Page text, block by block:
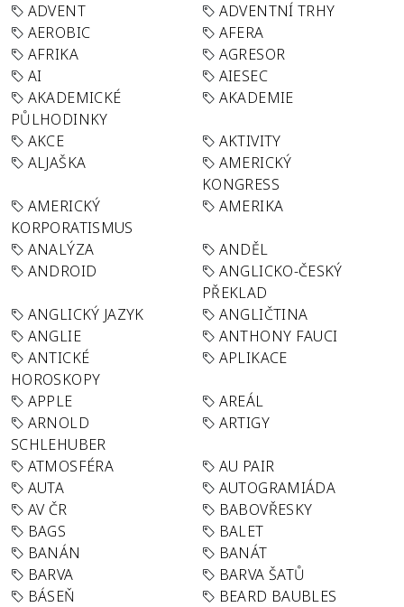
ADVENT
ADVENTNÍ TRHY
AEROBIC
AFERA
AFRIKA
AGRESOR
AI
AIESEC
AKADEMICKÉ
PŮLHODINKY
AKADEMIE
AKCE
AKTIVITY
ALJAŠKA
AMERICKÝ
KONGRESS
AMERICKÝ
KORPORATISMUS
AMERIKA
ANALÝZA
ANDĚL
ANDROID
ANGLICKO-ČESKÝ
PŘEKLAD
ANGLICKÝ JAZYK
ANGLIČTINA
ANGLIE
ANTHONY FAUCI
ANTICKÉ
HOROSKOPY
APLIKACE
APPLE
AREÁL
ARNOLD
SCHLEHUBER
ARTIGY
ATMOSFÉRA
AU PAIR
AUTA
AUTOGRAMIÁDA
AV ČR
BABOVŘESKY
BAGS
BALET
BANÁN
BANÁT
BARVA
BARVA ŠATŮ
BÁSEŇ
BEARD BAUBLES